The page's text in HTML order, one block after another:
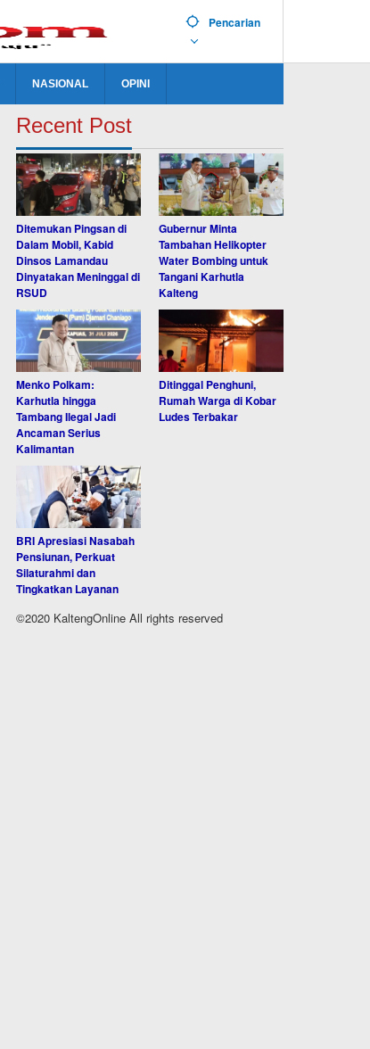
Pencarian
NASIONAL OPINI
Recent Post
Ditemukan Pingsan di
Dalam Mobil, Kabid
Dinsos Lamandau
Dinyatakan Meninggal di
RSUD
Gubernur Minta
Tambahan Helikopter
Water Bombing untuk
Tangani Karhutla
Kalteng
Menko Polkam:
Karhutla hingga
Tambang Ilegal Jadi
Ancaman Serius
Kalimantan
Ditinggal Penghuni,
Rumah Warga di Kobar
Ludes Terbakar
BRI Apresiasi Nasabah
Pensiunan, Perkuat
Silaturahmi dan
Tingkatkan Layanan
©2020 KaltengOnline All rights reserved